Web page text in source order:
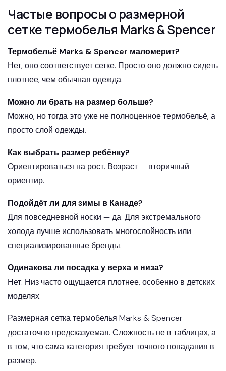
Частые вопросы о размерной
сетке термобелья Marks & Spencer
Термобельё Marks & Spencer маломерит?
Нет, оно соответствует сетке. Просто оно должно сидеть
плотнее, чем обычная одежда.
Можно ли брать на размер больше?
Можно, но тогда это уже не полноценное термобельё, а
просто слой одежды.
Как выбрать размер ребёнку?
Ориентироваться на рост. Возраст — вторичный
ориентир.
Подойдёт ли для зимы в Канаде?
Для повседневной носки — да. Для экстремального
холода лучше использовать многослойность или
специализированные бренды.
Одинакова ли посадка у верха и низа?
Нет. Низ часто ощущается плотнее, особенно в детских
моделях.
Размерная сетка термобелья Marks & Spencer
достаточно предсказуемая. Сложность не в таблицах, а
в том, что сама категория требует точного попадания в
размер.